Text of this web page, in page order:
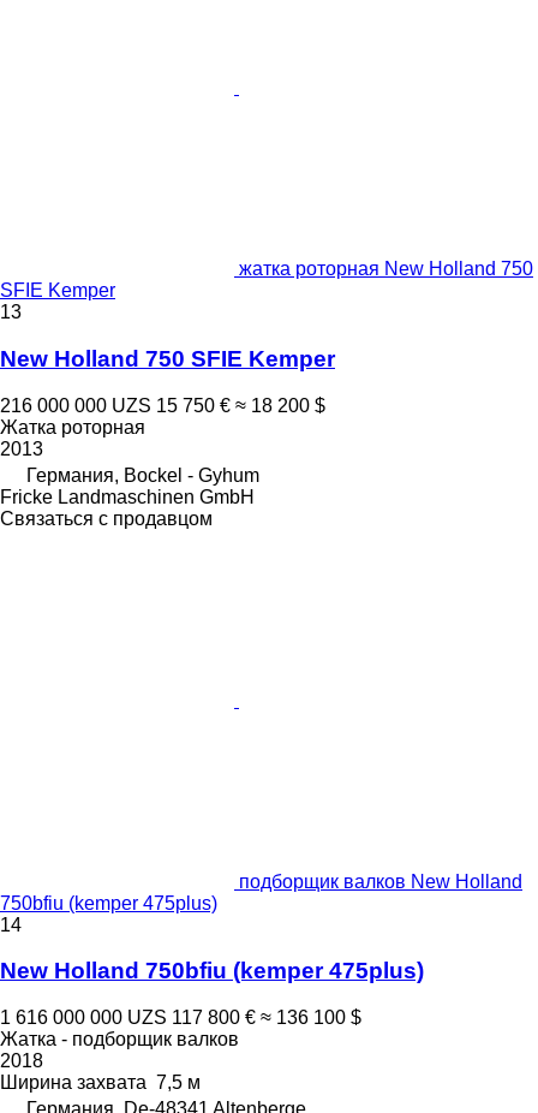
жатка роторная New Holland 750
SFIE Kemper
13
New Holland 750 SFIE Kemper
216 000 000 UZS 15 750 € ≈ 18 200 $
Жатка роторная
2013
Германия, Bockel - Gyhum
Fricke Landmaschinen GmbH
Связаться с продавцом
подборщик валков New Holland
750bfiu (kemper 475plus)
14
New Holland 750bfiu (kemper 475plus)
1 616 000 000 UZS 117 800 € ≈ 136 100 $
Жатка - подборщик валков
2018
Ширина захвата 7,5 м